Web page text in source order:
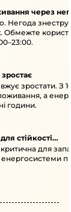
через
Негода
Обмежте
зростати. З
а
години.
стійкості
для